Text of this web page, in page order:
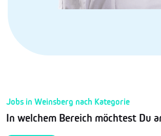
Jobs in Weinsberg nach Kategorie
In welchem Bereich möchtest Du